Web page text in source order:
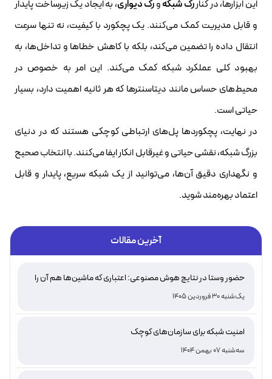
این ابزارها، در کناررک شبکهورک دیواری، به ایجاد یک زیرساخت پایدار
و قابل مدیریت کمک می‌کنند. یک پچکورد با کیفیت، نه تنها سرعت
انتقال داده را تضمین می‌کند، بلکه با کاهش خطاها و تداخل‌ها، به
بهبود کلی عملکرد شبکه کمک می‌کند. این امر به خصوص در
محیط‌های حساس مانند دیتاسنترها که هر ثانیه اهمیت دارد، بسیار
حیاتی است.
در نهایت، پچکوردها پل‌های ارتباطی کوچکی هستند که در دنیای
بزرگ شبکه، نقشی حیاتی و غیرقابل انکار ایفا می‌کنند. با انتخاب صحیح
و نگهداری دقیق آن‌ها، می‌توانید از یک شبکه سریع، پایدار و قابل
اعتماد بهره‌مند شوید.
آخرین مقالات
حضور وستا در نتایج هوش مصنوعی: اعتباری که ماشین‌ها هم آن را
تأیید می‌کنند
یک‌شنبه 30 فروردین 1405
امنیت شبکه برای سازمان‌های کوچک
سه‌شنبه 07 بهمن 1404